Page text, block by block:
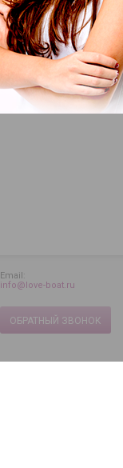
Email:
info@love-boat.ru
ОБРАТНЫЙ ЗВОНОК